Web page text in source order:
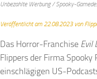
Unbezahlte Werbung / Spooky-
Veröffentlicht am 22.08.2023 von
Das Horror-Franchise Evil
Flippers der Firma
einschlägigen US-